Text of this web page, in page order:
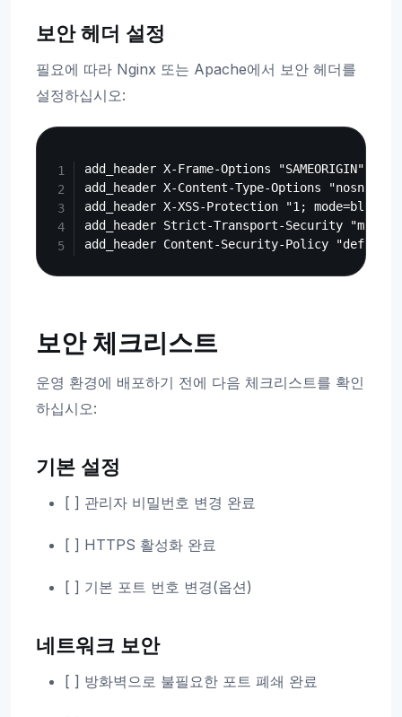
보안 헤더 설정
필요에 따라 Nginx 또는 Apache에서 보안 헤더를
설정하십시오:
add_header X-Frame-Options "SAMEORIGIN"
add_header X-Content-Type-Options "nosniff"
add_header X-XSS-Protection "1; mode=block"
add_header Strict-Transport-Security "max-
보안 체크리스트
운영 환경에 배포하기 전에 다음 체크리스트를 확인
하십시오:
기본 설정
[ ] 관리자 비밀번호 변경 완료
[ ] HTTPS 활성화 완료
[ ] 기본 포트 번호 변경(옵션)
네트워크 보안
[ ] 방화벽으로 불필요한 포트 폐쇄 완료